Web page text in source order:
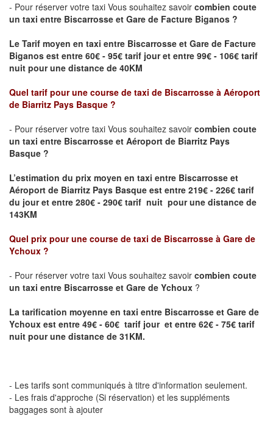
- Pour réserver votre taxi Vous souhaitez savoir combien coute
un taxi entre Biscarrosse et Gare de Facture Biganos ?
Le Tarif moyen en taxi entre Biscarrosse et Gare de Facture
Biganos est entre 60€ - 95€ tarif jour et entre 99€ - 106€ tarif
nuit pour une distance de 40KM
Quel tarif pour une course de taxi de Biscarrosse à Aéroport
de Biarritz Pays Basque ?
- Pour réserver votre taxi Vous souhaitez savoir combien coute
un taxi entre Biscarrosse et Aéroport de Biarritz Pays
Basque ?
L’estimation du prix moyen en taxi entre Biscarrosse et
Aéroport de Biarritz Pays Basque est entre 219€ - 226€ tarif
du jour et entre 280€ - 290€ tarif nuit pour une distance de
143KM
Quel prix pour une course de taxi de Biscarrosse à Gare de
Ychoux ?
- Pour réserver votre taxi Vous souhaitez savoir combien coute
un taxi entre Biscarrosse et Gare de Ychoux ?
La tarification moyenne en taxi entre Biscarrosse et Gare de
Ychoux est entre 49€ - 60€ tarif jour et entre 62€ - 75€ tarif
nuit pour une distance de 31KM.
- Les tarifs sont communiqués à titre d'information seulement.
- Les frais d'approche (Si réservation) et les suppléments
baggages sont à ajouter